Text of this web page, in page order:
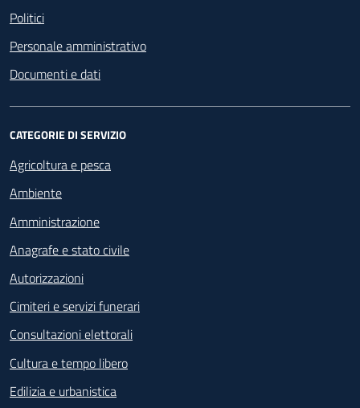
Politici
Personale amministrativo
Documenti e dati
CATEGORIE DI SERVIZIO
Agricoltura e pesca
Ambiente
Amministrazione
Anagrafe e stato civile
Autorizzazioni
Cimiteri e servizi funerari
Consultazioni elettorali
Cultura e tempo libero
Edilizia e urbanistica